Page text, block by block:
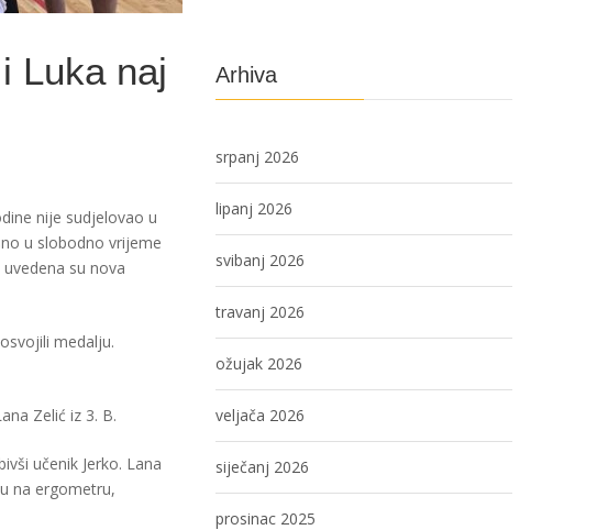
Luka naj
nije sudjelovao u
u slobodno vrijeme
su nova
medalju.
Zelić iz 3. B.
učenik Jerko. Lana
na ergometru,
Arhiva
srpanj 2026
lipanj 2026
svibanj 2026
travanj 2026
ožujak 2026
veljača 2026
siječanj 2026
prosinac 2025